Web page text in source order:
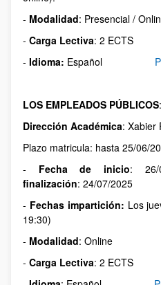
- Modalidad: Presencial /
- Carga Lectiva: 2 ECTS
- Idioma: Español
LOS EMPLEADOS PÚBLICOS:
Dirección Académica: Xabier
Plazo matricula: hasta 25/06/
- Fecha de inicio:
finalización: 24/07/2025
- Fechas impartición: Los
19:30)
- Modalidad: Online
- Carga Lectiva: 2 ECTS